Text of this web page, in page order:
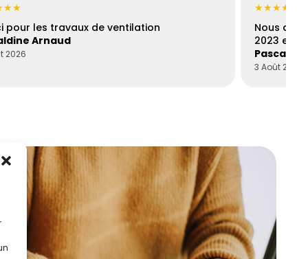
pour les travaux de ventilation
Arnaud
2026
★★★★★
Nous
2023 et
Pascal
3 Août 2026